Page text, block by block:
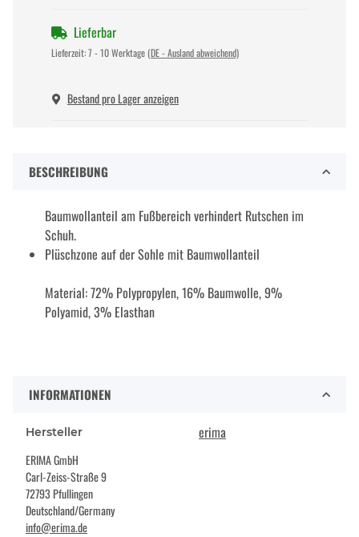
Lieferbar
Lieferzeit:7 - 10 Werktage (DE - Ausland abweichend)
Bestand pro Lager anzeigen
BESCHREIBUNG
Baumwollanteil am Fußbereich verhindert Rutschen im
Schuh.
Plüschzone auf der Sohle mit Baumwollanteil
Material: 72% Polypropylen, 16% Baumwolle, 9%
Polyamid, 3% Elasthan
INFORMATIONEN
Hersteller erima
ERIMA GmbH
Carl-Zeiss-Straße 9
72793 Pfullingen
Deutschland/Germany
info@erima.de